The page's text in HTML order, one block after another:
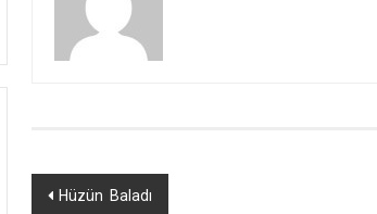
Yazı
Hüzün Baladı